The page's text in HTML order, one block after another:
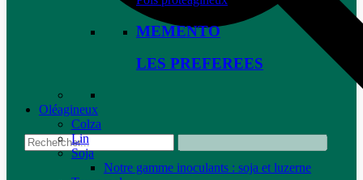
MEMENTO
LES PREFEREES
Oléagineux
Colza
Lin
Soja
Notre gamme inoculants : soja et luzerne